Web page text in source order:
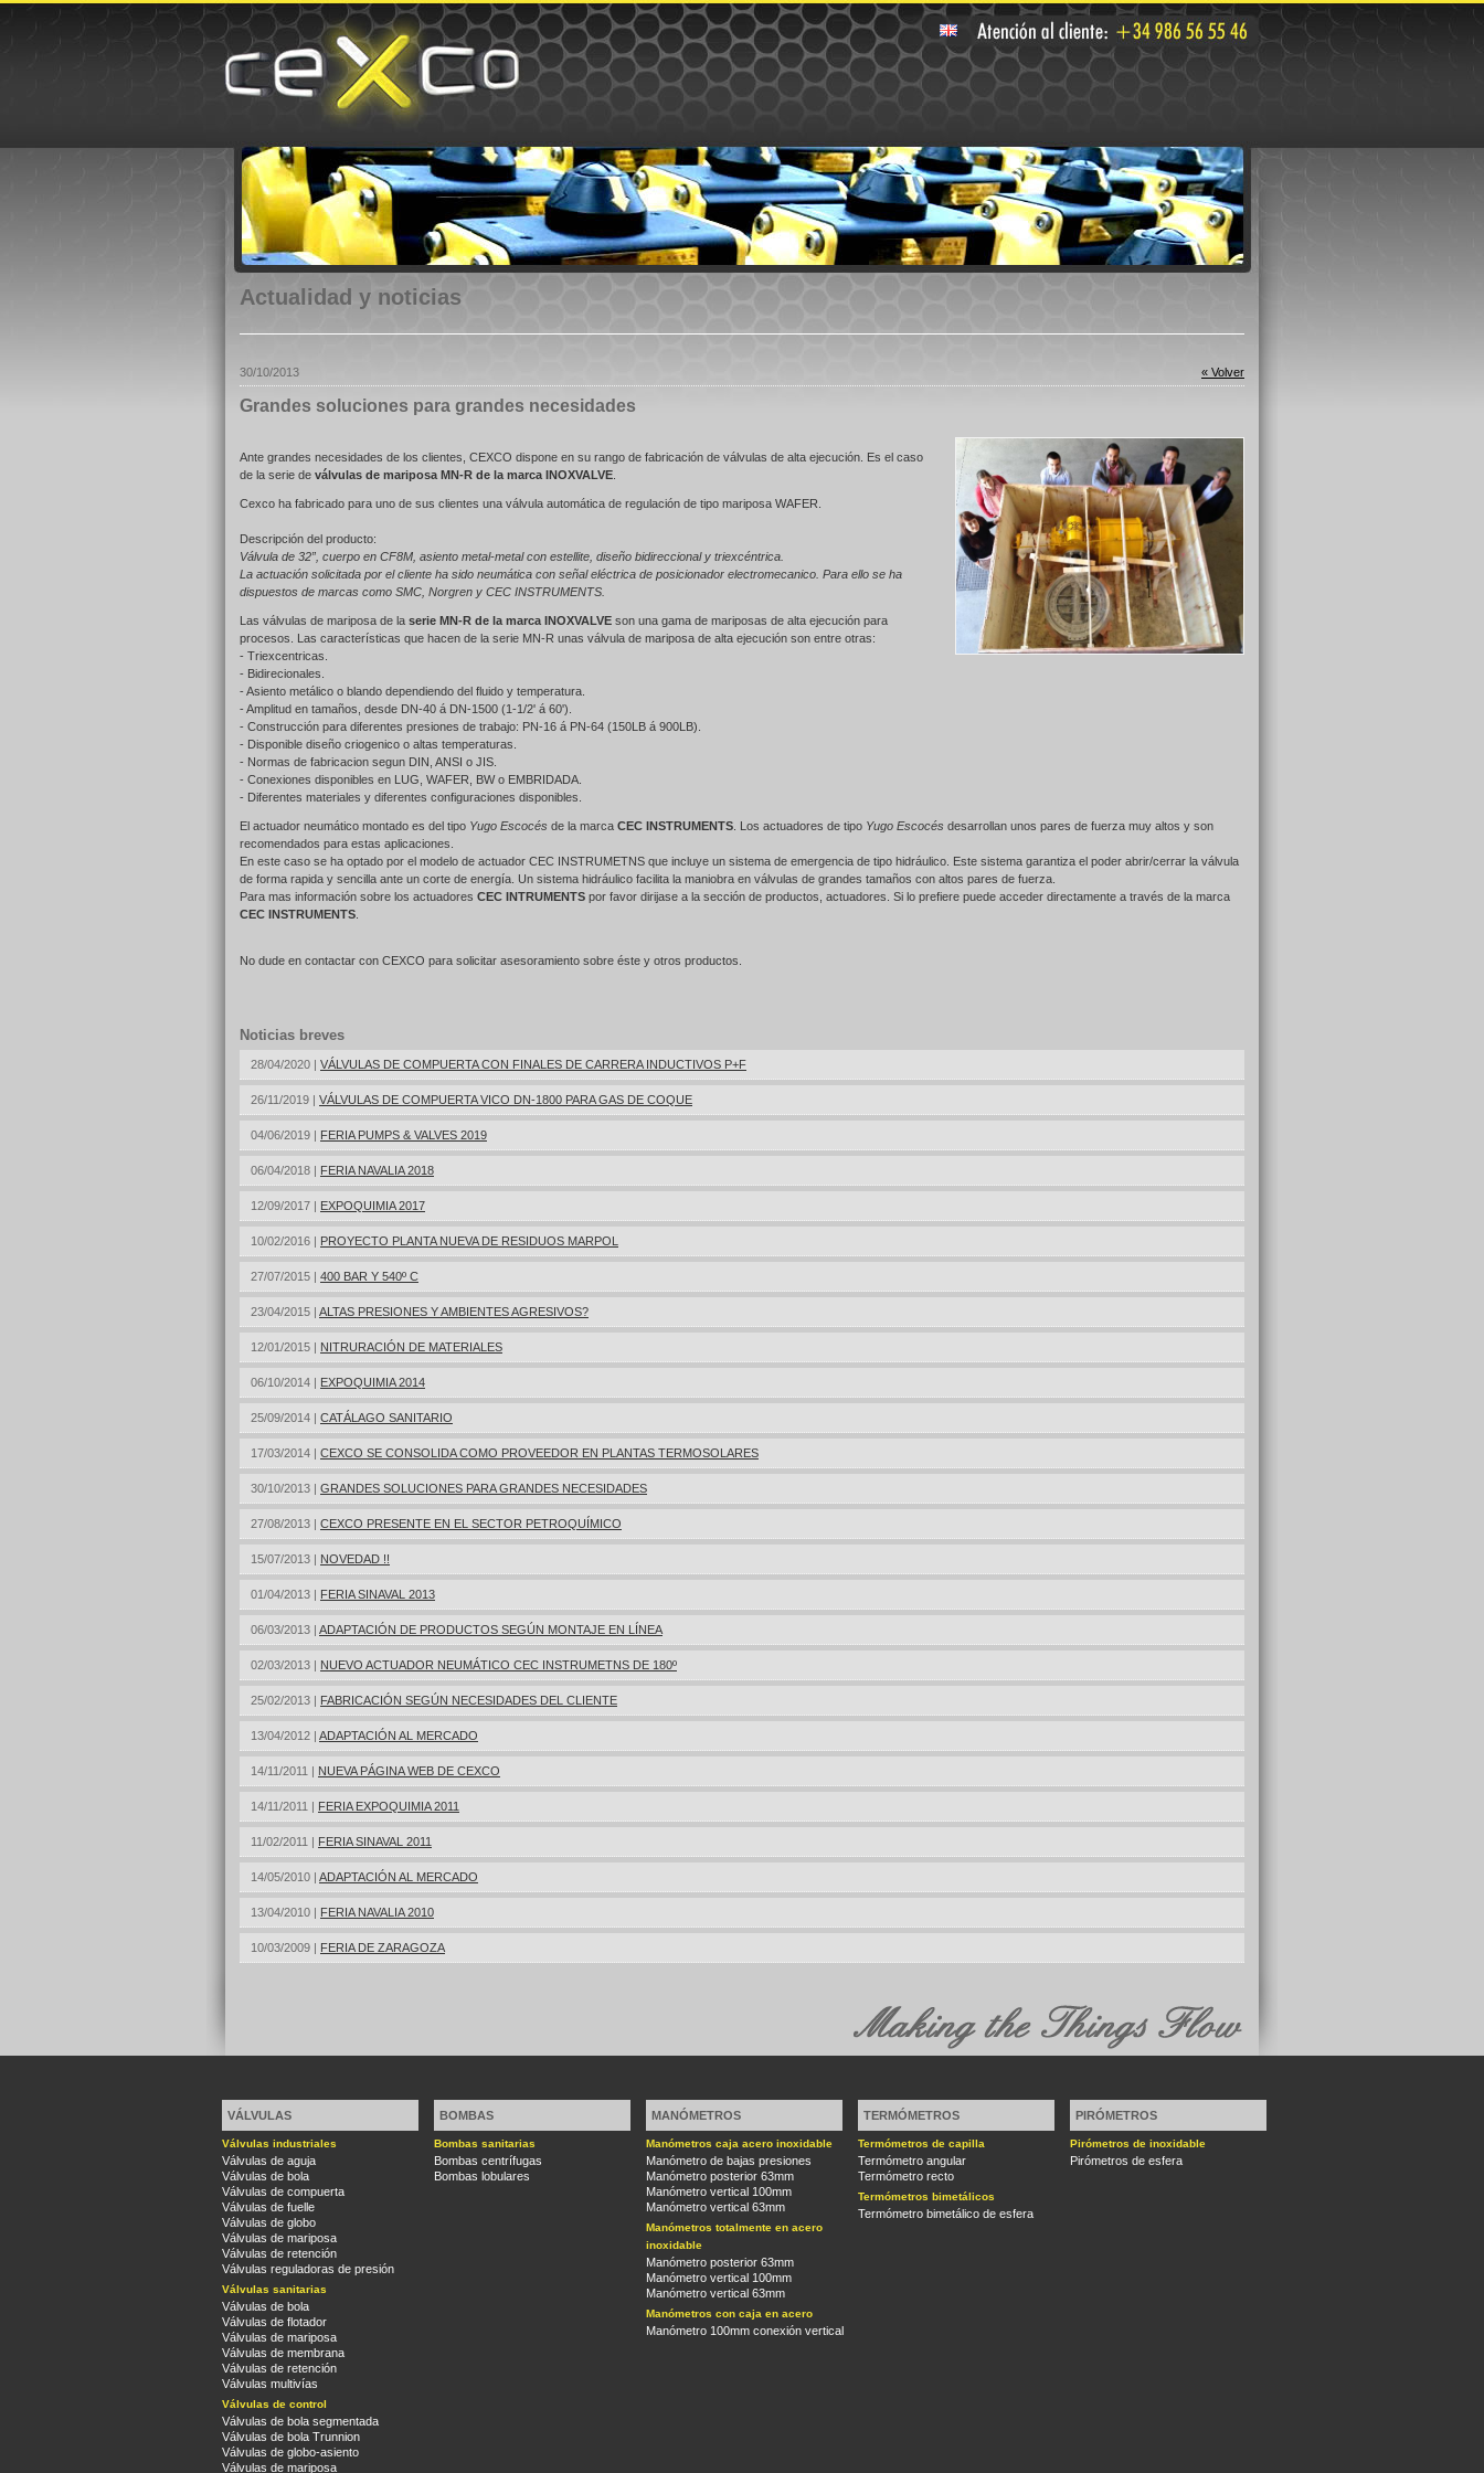
Actualidad y noticias
« Volver
30/10/2013
Grandes soluciones para grandes necesidades
Ante grandes necesidades de los clientes, CEXCO dispone en su rango de fabricación de válvulas de alta ejecución. Es el caso
de la serie de válvulas de mariposa MN-R de la marca INOXVALVE
Cexco ha fabricado para uno de sus clientes una válvula automática de regulación de tipo mariposa WAFER.
Descripción del producto:
Válvula de 32”, cuerpo en CF8M, asiento metal-metal con estellite, diseño bidireccional y triexcéntrica.
La actuación solicitada por el cliente ha sido neumática con señal eléctrica de posicionador electromecanico. Para ello se ha
dispuestos de marcas como SMC, Norgren y CEC INSTRUMENTS.
Las válvulas de mariposa de la serie MN-R de la marca INOXVALVE son una gama de mariposas de alta ejecución para
procesos. Las características que hacen de la serie MN-R unas válvula de mariposa de alta ejecución son entre otras:
- Triexcentricas.
- Bidirecionales.
- Asiento metálico o blando dependiendo del fluido y temperatura.
- Amplitud en tamaños, desde DN-40 á DN-1500 (1-1/2' á 60').
- Construcción para diferentes presiones de trabajo: PN-16 á PN-64 (150LB á 900LB).
- Disponible diseño criogenico o altas temperaturas.
- Normas de fabricacion segun DIN, ANSI o JIS.
- Conexiones disponibles en LUG, WAFER, BW o EMBRIDADA.
- Diferentes materiales y diferentes configuraciones disponibles.
El actuador neumático montado es del tipo Yugo Escocés de la marca CEC INSTRUMENTS . Los actuadores de tipo Yugo Escocés desarrollan unos pares de fuerza muy altos y son
recomendados para estas aplicaciones.
En este caso se ha optado por el modelo de actuador CEC INSTRUMETNS que incluye un sistema de emergencia de tipo hidráulico. Este sistema garantiza el poder abrir/cerrar la válvula
de forma rapida y sencilla ante un corte de energía. Un sistema hidráulico facilita la maniobra en válvulas de grandes tamaños con altos pares de fuerza.
Para mas información sobre los actuadores CEC INTRUMENTS por favor dirijase a la sección de productos, actuadores. Si lo prefiere puede acceder directamente a través de la marca
CEC INSTRUMENTS
No dude en contactar con CEXCO para solicitar asesoramiento sobre éste y otros productos.
Noticias breves
28/04/2020 | VÁLVULAS DE COMPUERTA CON FINALES DE CARRERA INDUCTIVOS P+F
26/11/2019 | VÁLVULAS DE COMPUERTA VICO DN-1800 PARA GAS DE COQUE
04/06/2019 | FERIA PUMPS & VALVES 2019
06/04/2018 | FERIA NAVALIA 2018
12/09/2017 | EXPOQUIMIA 2017
10/02/2016 | PROYECTO PLANTA NUEVA DE RESIDUOS MARPOL
27/07/2015 | 400 BAR Y 540º C
23/04/2015 | ALTAS PRESIONES Y AMBIENTES AGRESIVOS?
12/01/2015 | NITRURACIÓN DE MATERIALES
06/10/2014 | EXPOQUIMIA 2014
25/09/2014 | CATÁLAGO SANITARIO
17/03/2014 | CEXCO SE CONSOLIDA COMO PROVEEDOR EN PLANTAS TERMOSOLARES
30/10/2013 | GRANDES SOLUCIONES PARA GRANDES NECESIDADES
27/08/2013 | CEXCO PRESENTE EN EL SECTOR PETROQUÍMICO
15/07/2013 | NOVEDAD !!
01/04/2013 | FERIA SINAVAL 2013
06/03/2013 | ADAPTACIÓN DE PRODUCTOS SEGÚN MONTAJE EN LÍNEA
02/03/2013 | NUEVO ACTUADOR NEUMÁTICO CEC INSTRUMETNS DE 180º
25/02/2013 | FABRICACIÓN SEGÚN NECESIDADES DEL CLIENTE
13/04/2012 | ADAPTACIÓN AL MERCADO
14/11/2011 | NUEVA PÁGINA WEB DE CEXCO
14/11/2011 | FERIA EXPOQUIMIA 2011
11/02/2011 | FERIA SINAVAL 2011
14/05/2010 | ADAPTACIÓN AL MERCADO
13/04/2010 | FERIA NAVALIA 2010
10/03/2009 | FERIA DE ZARAGOZA
VÁLVULAS
Válvulas industriales
Válvulas de aguja
Válvulas de bola
Válvulas de compuerta
Válvulas de fuelle
Válvulas de globo
Válvulas de mariposa
Válvulas de retención
Válvulas reguladoras de presión
Válvulas sanitarias
Válvulas de bola
Válvulas de flotador
Válvulas de mariposa
Válvulas de membrana
Válvulas de retención
Válvulas multivías
Válvulas de control
Válvulas de bola segmentada
Válvulas de bola Trunnion
Válvulas de globo-asiento
Válvulas de mariposa
BOMBAS
Bombas sanitarias
Bombas centrífugas
Bombas lobulares
MANÓMETROS
Manómetros caja acero inoxidable
Manómetro de bajas presiones
Manómetro posterior 63mm
Manómetro vertical 100mm
Manómetro vertical 63mm
Manómetros totalmente en acero
inoxidable
Manómetro posterior 63mm
Manómetro vertical 100mm
Manómetro vertical 63mm
Manómetros con caja en acero
Manómetro 100mm conexión vertical
TERMÓMETROS
Termómetros de capilla
Termómetro angular
Termómetro recto
Termómetros bimetálicos
Termómetro bimetálico de esfera
PIRÓMETROS
Pirómetros de inoxidable
Pirómetros de esfera